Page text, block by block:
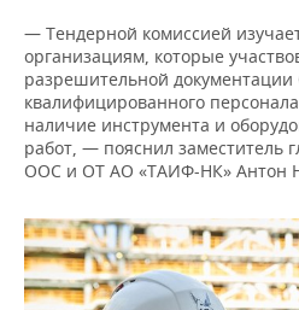
— Тендерной комиссией
организациям, которые
разрешительной
квалифицированного
наличие инструмента и
работ, — пояснил заместитель
ООС и ОТ АО «ТАИФ-НК» Антон